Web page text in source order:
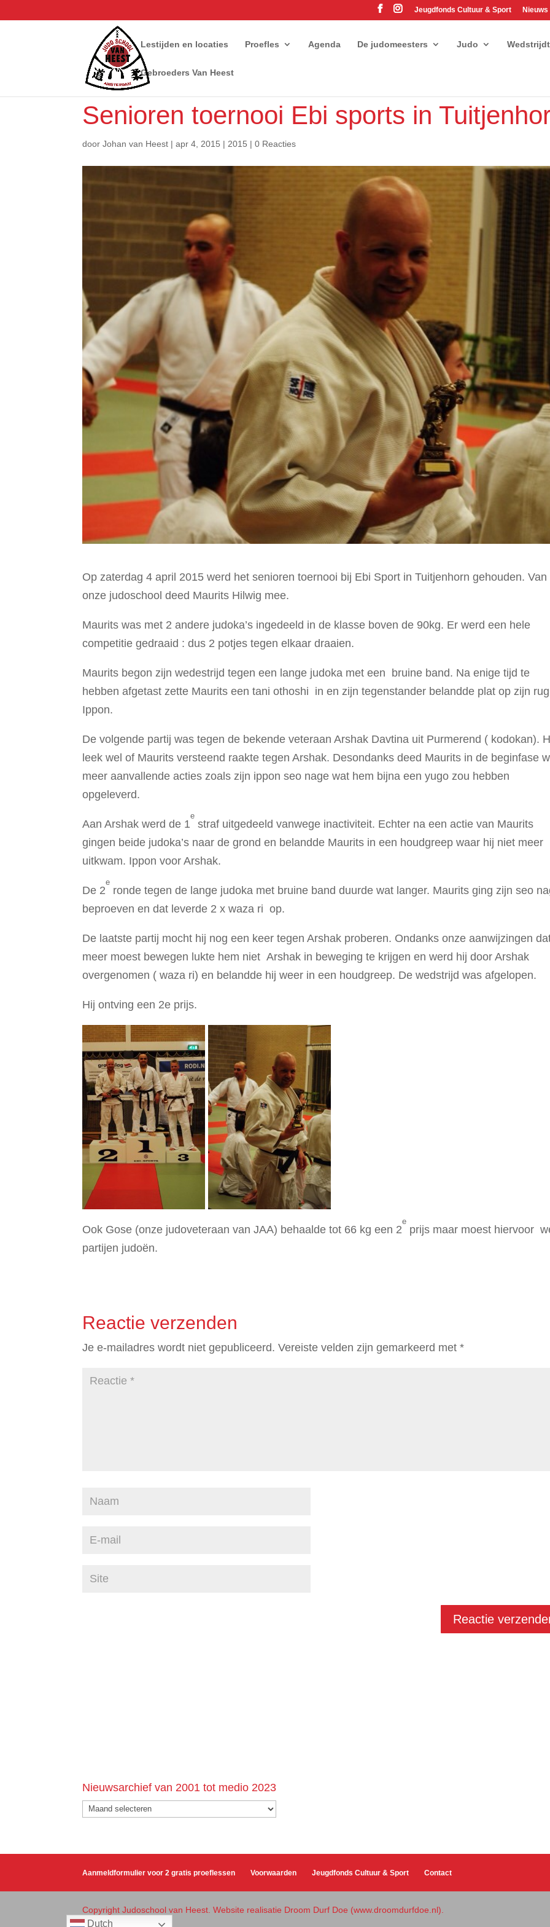
Jeugdfonds Cultuur & Sport Nieuws
Lestijden en locaties Proefles Agenda De judomeesters Judo
Gebroeders Van Heest
Senioren toernooi Ebi sports in
doorJohan van Heest |apr 4, 2015 | 2015 |0 Reacties
Op zaterdag 4 april 2015 werd het senioren toernooi bij Ebi Sport in Tuitjenhorn gehouden. Van
onze judoschool deed Maurits Hilwig mee.
Maurits was met 2 andere judoka’s ingedeeld in de klasse boven de 90kg. Er werd een hele
competitie gedraaid : dus 2 potjes tegen elkaar draaien.
Maurits begon zijn wedestrijd tegen een lange judoka met een bruine band. Na enige tijd te
hebben afgetast zette Maurits een tani othoshi in en zijn tegenstander belandde plat op zijn
Ippon.
De volgende partij was tegen de bekende veteraan Arshak Davtina uit Purmerend ( kodokan).
leek wel of Maurits versteend raakte tegen Arshak. Desondanks deed Maurits in de beginfase
meer aanvallende acties zoals zijn ippon seo nage wat hem bijna een yugo zou hebben
opgeleverd.
Aan Arshak werd de 1
e
straf uitgedeeld vanwege inactiviteit. Echter na een actie van Maurits
gingen beide judoka’s naar de grond en belandde Maurits in een houdgreep waar hij niet meer
uitkwam. Ippon voor Arshak.
De 2
e
ronde tegen de lange judoka met bruine band duurde wat langer. Maurits ging zijn seo
beproeven en dat leverde 2 x waza ri op.
De laatste partij mocht hij nog een keer tegen Arshak proberen. Ondanks onze aanwijzingen
meer moest bewegen lukte hem niet Arshak in beweging te krijgen en werd hij door Arshak
overgenomen ( waza ri) en belandde hij weer in een houdgreep. De wedstrijd was afgelopen.
Hij ontving een 2e prijs.
Ook Gose (onze judoveteraan van JAA) behaalde tot 66 kg een 2
e
prijs maar moest hiervoor
partijen judoën.
Reactie verzenden
Je e-mailadres wordt niet gepubliceerd. Vereiste velden zijn gemarkeerd met*
Nieuwsarchief van 2001 tot medio 2023
Nieuwsarchief
van
2023
Aanmeldformulier voor 2 gratis proeflessen Voorwaarden Jeugdfonds Cultuur & Sport Contact
Copyright Judoschool van Heest. Website realisatie Droom Durf Doe (www.droomdurfdoe.nl).
Dutch